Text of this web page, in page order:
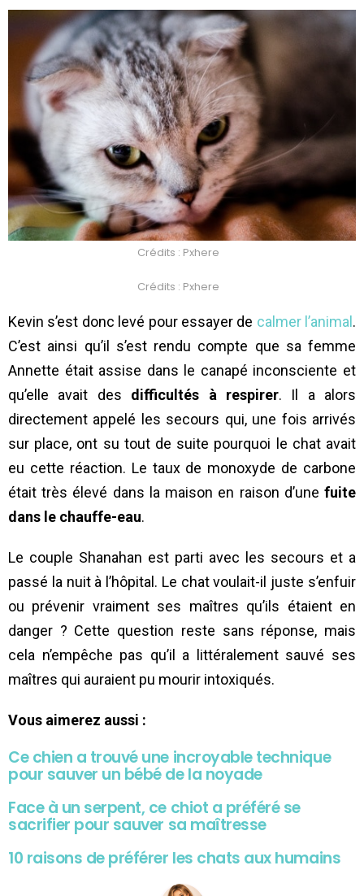
Crédits : Pxhere
Crédits : Pxhere
Kevin s’est donc levé pour essayer de calmer l’animal .
C’est ainsi qu’il s’est rendu compte que sa femme
Annette était assise dans le canapé inconsciente et
qu’elle avait des difficultés à respirer. Il a alors
directement appelé les secours qui, une fois arrivés
sur place, ont su tout de suite pourquoi le chat avait
eu cette réaction. Le taux de monoxyde de carbone
était très élevé dans la maison en raison d’une fuite
dans le chauffe-eau.
Le couple Shanahan est parti avec les secours et a
passé la nuit à l’hôpital. Le chat voulait-il juste s’enfuir
ou prévenir vraiment ses maîtres qu’ils étaient en
danger ? Cette question reste sans réponse, mais
cela n’empêche pas qu’il a littéralement sauvé ses
maîtres qui auraient pu mourir intoxiqués.
Vous aimerez aussi :
Ce chien a trouvé une incroyable technique
pour sauver un bébé de la noyade
Face à un serpent, ce chiot a préféré se
sacrifier pour sauver sa maîtresse
10 raisons de préférer les chats aux humains